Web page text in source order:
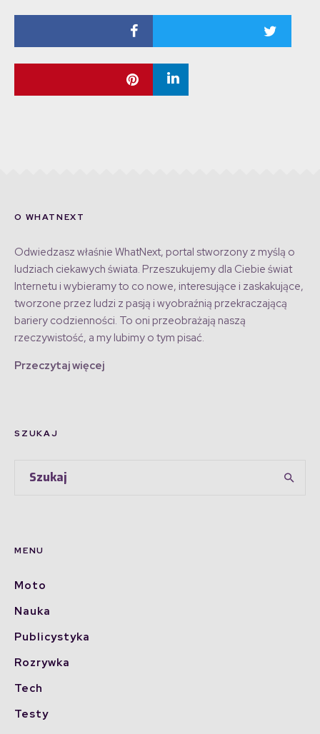
O WHATNEXT
Odwiedzasz właśnie WhatNext, portal stworzony z myślą o
ludziach ciekawych świata. Przeszukujemy dla Ciebie świat
Internetu i wybieramy to co nowe, interesujące i zaskakujące,
tworzone przez ludzi z pasją i wyobraźnią przekraczającą
bariery codzienności. To oni przeobrażają naszą
rzeczywistość, a my lubimy o tym pisać.
Przeczytaj więcej
SZUKAJ
MENU
Moto
Nauka
Publicystyka
Rozrywka
Tech
Testy